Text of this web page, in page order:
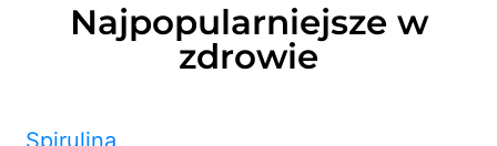
Najpopularniejsze w
zdrowie